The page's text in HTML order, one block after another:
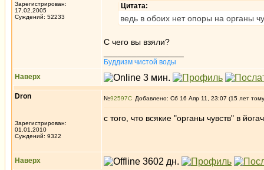
Зарегистрирован:
17.02.2005
Суждений: 52233
Цитата:
ведь в обоих нет опоры на органы
С чего вы взяли?
Буддизм чистой воды
Наверх
Dron
Зарегистрирован:
01.01.2010
Суждений: 9322
№92597 Добавлено: Сб 16 Апр 11, 23:07 (15 лет
с того, что всякие "органы чувств" в
Наверх